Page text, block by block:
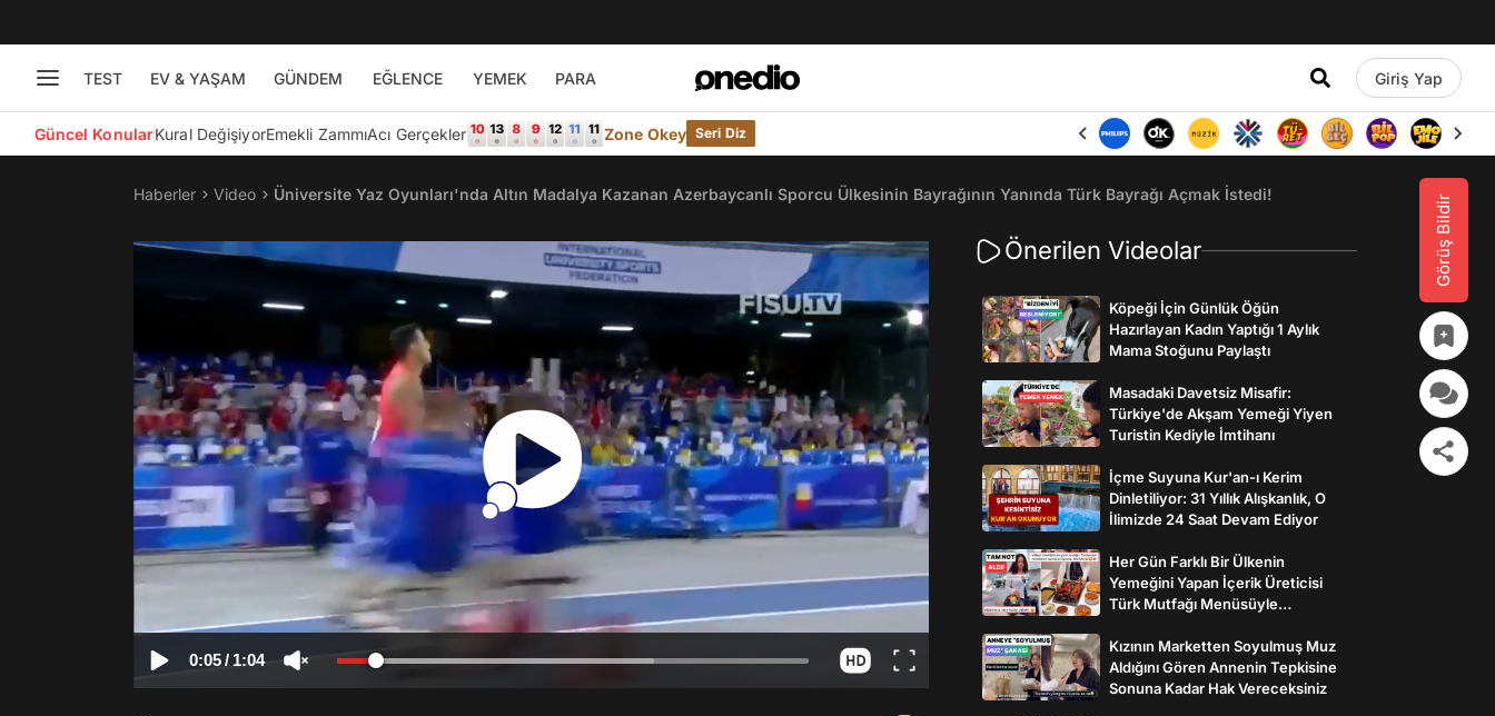
TEST EV & YAŞAM GÜNDEM EĞLENCE YEMEK PARA Giriş Yap
Güncel KonularKural DeğişiyorEmekli ZammıAcı Gerçekler Zone Okey Seri Diz
Görüş Bildir
Haberler Video Üniversite Yaz Oyunları'nda Altın Madalya Kazanan Azerbaycanlı Sporcu Ülkesinin Bayrağının Yanında Türk Bayrağı Açmak İstedi!
0:05/ 1:04
Önerilen Videolar
Köpeği İçin Günlük Öğün
Hazırlayan Kadın Yaptığı 1 Aylık
Mama Stoğunu Paylaştı
Masadaki Davetsiz Misafir:
Türkiye'de Akşam Yemeği Yiyen
Turistin Kediyle İmtihanı
İçme Suyuna Kur'an-ı Kerim
Dinletiliyor: 31 Yıllık Alışkanlık, O
İlimizde 24 Saat Devam Ediyor
Her Gün Farklı Bir Ülkenin
Yemeğini Yapan İçerik Üreticisi
Türk Mutfağı Menüsüyle
Kızının Marketten Soyulmuş Muz
Aldığını Gören Annenin Tepkisine
Sonuna Kadar Hak Vereceksiniz